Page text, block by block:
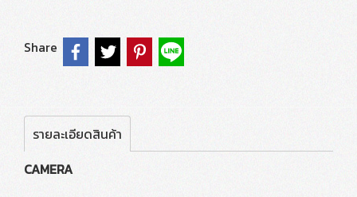
Share
รายละเอียดสินค้า
CAMERA